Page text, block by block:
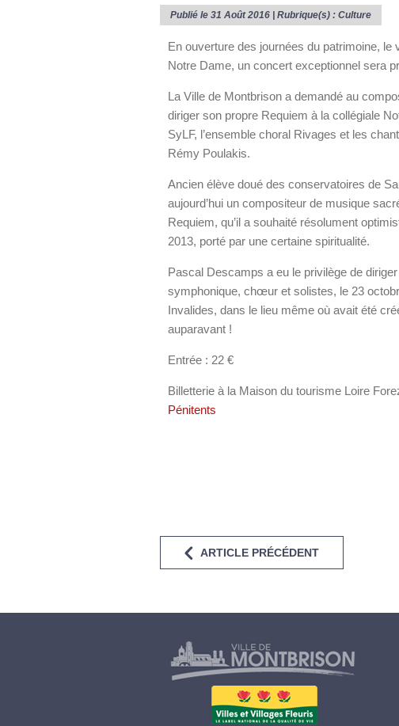
Publié le 31 Août 2016 | Rubrique(s) : Culture
En ouverture des journées du patrimoine,
Notre Dame, un concert exceptionnel sera
La Ville de Montbrison a demandé au
diriger son propre Requiem à la collégiale
SyLF, l’ensemble choral Rivages et les
Rémy Poulakis.
Ancien élève doué des conservatoires de
aujourd’hui un compositeur de musique
Requiem, qu’il a souhaité résolument
2013, porté par une certaine spiritualité.
Pascal Descamps a eu le privilège de
symphonique, chœur et solistes, le 23
Invalides, dans le lieu même où avait été
auparavant !
Entrée : 22 €
Billetterie à la Maison du tourisme Loire
Pénitents
ARTICLE PRÉCÉDENT